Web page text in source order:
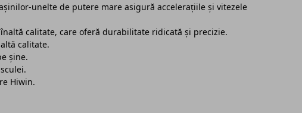
unelte de putere mare asigură accelerațiile și vitezele
calitate, care oferă durabilitate ridicată și precizie.
calitate.
șine.
Hiwin.